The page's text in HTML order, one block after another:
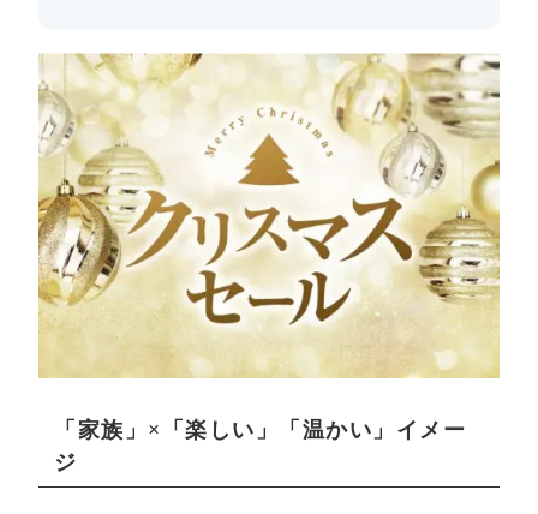
「家族」×「楽しい」「温かい」イメー
ジ